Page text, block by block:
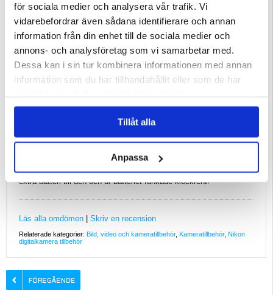
för sociala medier och analysera vår trafik. Vi
vidarebefordrar även sådana identifierare och annan
information från din enhet till de sociala medier och
annons- och analysföretag som vi samarbetar med.
Dessa kan i sin tur kombinera informationen med annan
information som du har tillhandahållit eller som de har
Tillåt alla
Anpassa
Christian S
06.10.2014
Bra batteri till D3300
Behövde ett extra ack till D3300 så man inte får soppatorsk mitt i
något. Funkar perfekt.
23.09.2014
EFtersom min D3300 är den kamera jag använder mest blev det
extra batteri till den och df-batteriet funkade klockrent!
Läs alla omdömen Skriv en recension
Relaterade kategorier: Bild, video och kameratillbehör, Kameratillbehör, Nikon
digitalkamera tillbehör